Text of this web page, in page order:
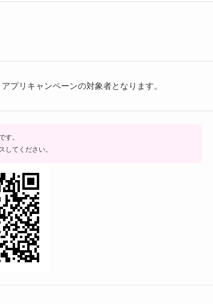
プリキャンペーンの対象者となります。
す。
してください。